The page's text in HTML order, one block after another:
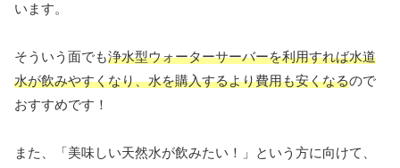
います。
そういう面でも浄水型ウォーターサーバーを利用すれば水道
水が飲みやすくなり、水を購入するより費用も安くなるので
おすすめです！
また、「美味しい天然水が飲みたい！」という方に向けて、